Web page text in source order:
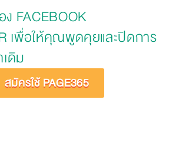
FACEBOOK
เพื่อให้คุณพูดคุยและปิดการ
ดิม
สมัครใช้ PAGE365